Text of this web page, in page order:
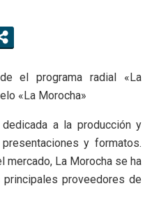
el programa radial «La
«La Morocha»
a la producción y
y formatos.
mercado, La Morocha se ha
proveedores de